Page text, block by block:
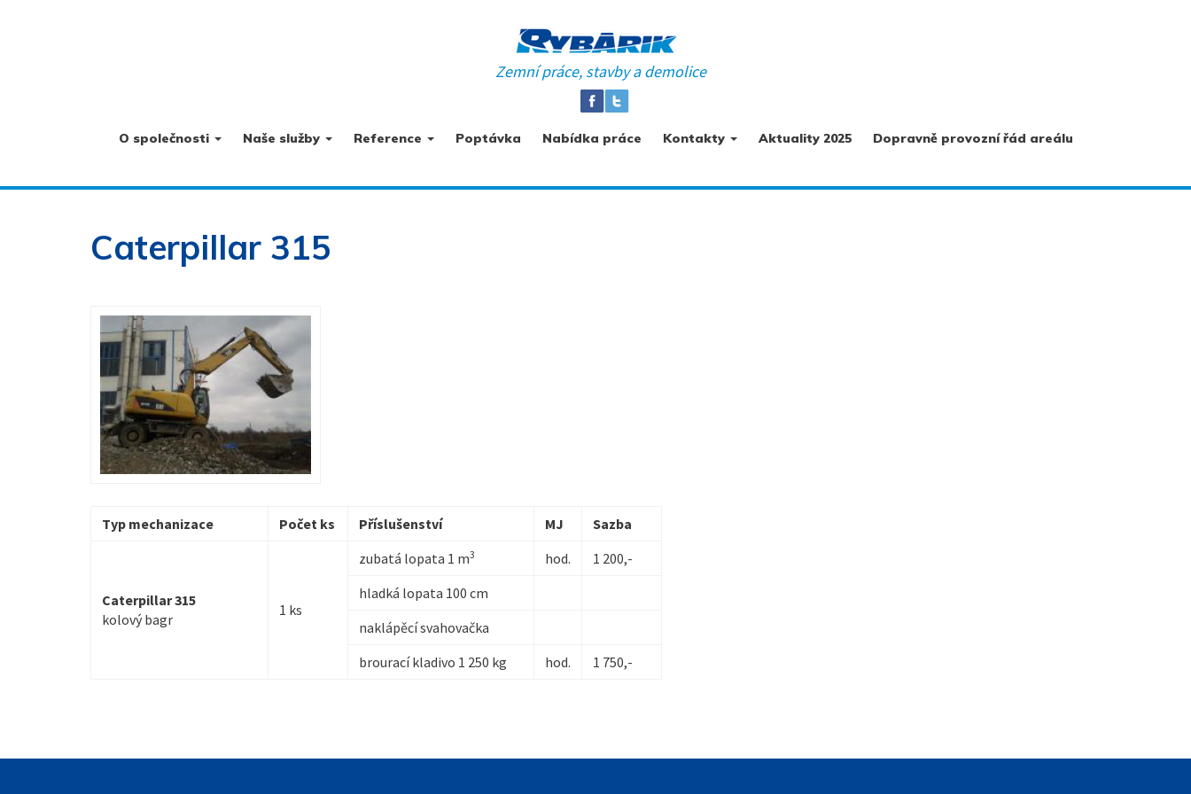
Zemní práce, stavby a demolice
O společnosti Naše služby Reference Poptávka Nabídka práce Kontakty Aktuality 2025 Dopravně provozní řád areálu
Caterpillar 315
Typ mechanizace Počet ks Příslušenství MJ Sazba
Caterpillar 315
kolový bagr
1 ks
zubatá lopata 1 m3 hod.
1 200,-
hladká lopata 100 cm
naklápěcí svahovačka
brourací kladivo 1 250 kg
hod. 1 750,-